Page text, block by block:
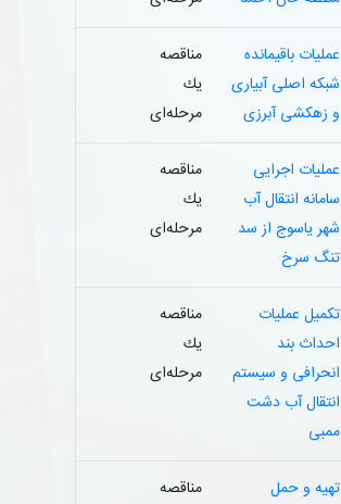
عملیات باقیمانده
شبکه اصلی آبیاری
و زهکشی آبرزی
مناقصه
یك
مرحله‌ای
عملیات اجرایی
سامانه انتقال آب
شهر یاسوج از سد
تنگ سرخ
مناقصه
یك
مرحله‌ای
تکمیل عملیات
احداث بند
انحرافی و سیستم
انتقال آب دشت
ممبی
مناقصه
یك
مرحله‌ای
تهیه و حمل
مناقصه